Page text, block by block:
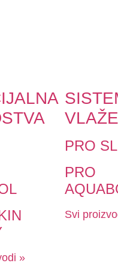
»
PRO
PRO
Svi